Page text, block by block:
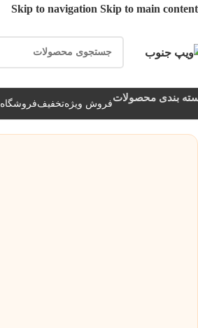
Skip to navigation Skip to main content
بندی محصولات
فروش ویژهتخفیففروشگاه